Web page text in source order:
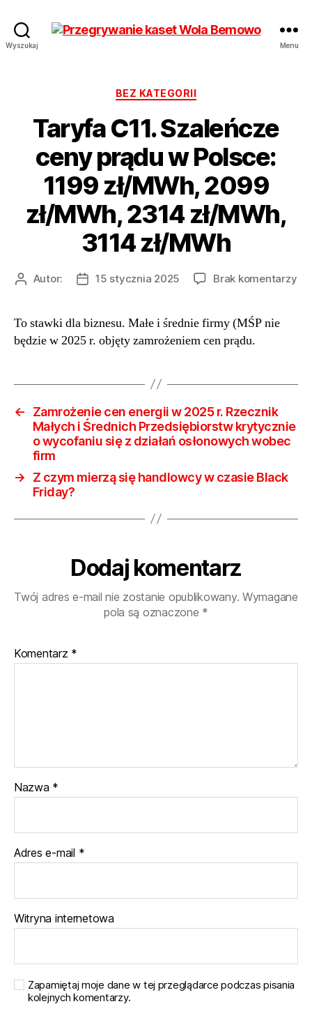
Wyszukaj
Wola
od
17
zł
Hurt
Menu
Kategorie
BEZ KATEGORII
Taryfa C11. Szaleńcze
ceny prądu w Polsce:
1199 zł/MWh, 2099
zł/MWh, 2314 zł/MWh,
3114 zł/MWh
AutorAutor:
Data15 stycznia 2025 Brak komentarzydo
To stawki dla biznesu. Małe i średnie firmy (MŚP nie
będzie w 2025 r. objęty zamrożeniem cen prądu.
←
Zamrożenie cen energii w 2025 r. Rzecznik
Małych i Średnich Przedsiębiorstw krytycznie
o wycofaniu się z działań osłonowych wobec
firm
→
Z czym mierzą się handlowcy w czasie Black
Friday?
Dodaj komentarz
Twój adres e-mail nie zostanie opublikowany. Wymagane
pola są oznaczone *
Komentarz *
Nazwa *
Adres e-mail *
Witryna internetowa
Zapamiętaj moje dane w tej przeglądarce podczas pisania
kolejnych komentarzy.